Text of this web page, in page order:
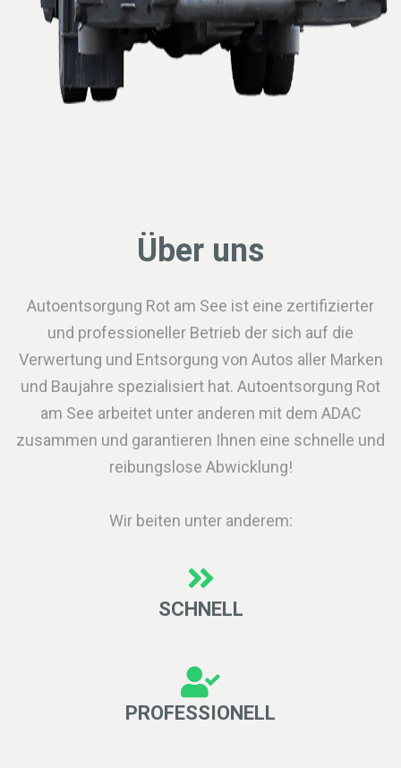
Über uns
Autoentsorgung Rot am See ist eine zertifizierter
und professioneller Betrieb der sich auf die
Verwertung und Entsorgung von Autos aller Marken
und Baujahre spezialisiert hat. Autoentsorgung Rot
am See arbeitet unter anderen mit dem ADAC
zusammen und garantieren Ihnen eine schnelle und
reibungslose Abwicklung!
Wir beiten unter anderem:
SCHNELL
PROFESSIONELL